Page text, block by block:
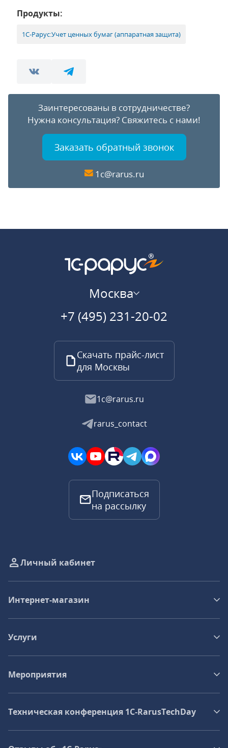
Продукты:
1С-Рарус:Учет ценных бумаг (аппаратная защита)
Заинтересованы в сотрудничестве?
Нужна консультация? Свяжитесь с нами!
Заказать обратный звонок
1c@rarus.ru
Москва
+7 (495) 231-20-02
Скачать прайс-лист
для Москвы
1c@rarus.ru
rarus_contact
Подписаться
на рассылку
Личный кабинет
Интернет-магазин
Услуги
Мероприятия
Техническая конференция 1C‑RarusTechDay